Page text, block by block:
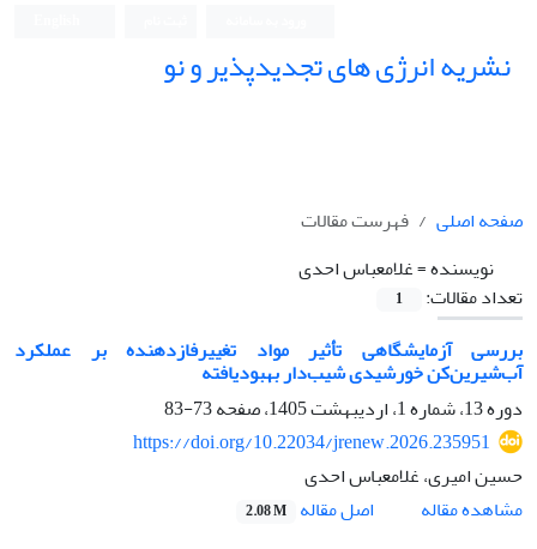
نشریه انرژی های تجدیدپذیر و نو
صفحه اصلی
فهرست مقالات
نویسنده =غلامعباس احدی
تعداد مقالات:
1
بررسی آزمایشگاهی تأثیر مواد تغییرفازدهنده بر عملکرد
آب‌شیرین‌کن خورشیدی شیب‌دار بهبودیافته
دوره 13، شماره 1، اردیبهشت 1405، صفحه
73-83
https://doi.org/10.22034/jrenew.2026.235951
حسین امیری، غلامعباس احدی
مشاهده مقاله
اصل مقاله 2.08 M